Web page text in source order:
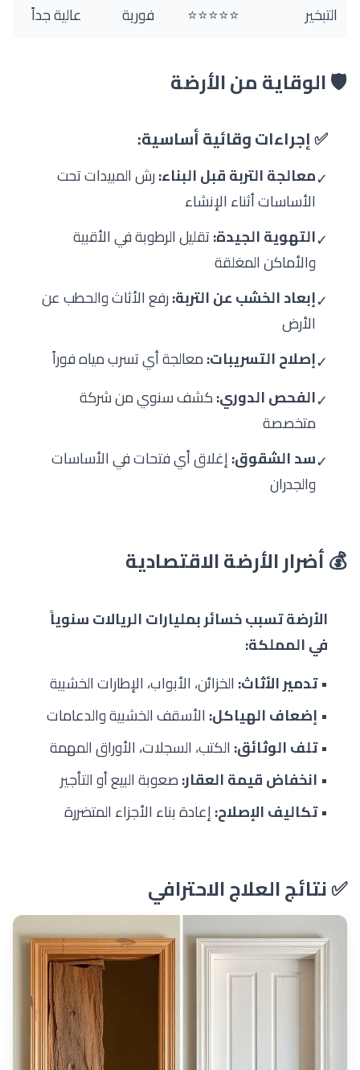
التبخير ⭐⭐⭐⭐⭐ فورية عالية جداً
🛡️ الوقاية من الأرضة
✅ إجراءات وقائية أساسية:
✓معالجة التربة قبل البناء:رش المبيدات تحت
الأساسات أثناء الإنشاء
✓التهوية الجيدة:تقليل الرطوبة في الأقبية
والأماكن المغلقة
✓إبعاد الخشب عن التربة:رفع الأثاث والحطب عن
الأرض
✓إصلاح التسريبات:معالجة أي تسرب مياه فوراً
✓الفحص الدوري:كشف سنوي من شركة
متخصصة
✓سد الشقوق:إغلاق أي فتحات في الأساسات
والجدران
💰 أضرار الأرضة الاقتصادية
الأرضة تسبب خسائر بمليارات الريالات سنوياً
في المملكة:
•تدمير الأثاث: الخزائن، الأبواب، الإطارات الخشبية
• إضعاف الهياكل: الأسقف الخشبية والدعامات
•تلف الوثائق: الكتب، السجلات، الأوراق المهمة
• انخفاض قيمة العقار:صعوبة البيع أو التأجير
•تكاليف الإصلاح:إعادة بناء الأجزاء المتضررة
✅ نتائج العلاج الاحترافي